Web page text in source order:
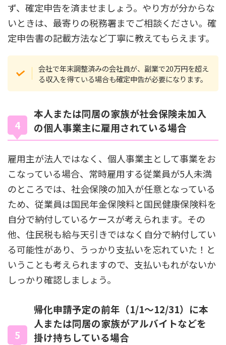
ず、確定申告を済ませましょう。やり方が分からな
いときは、最寄りの税務署までご相談ください。確
定申告書の記載方法など丁寧に教えてもらえます。
会社で年末調整済みの会社員が、副業で20万円を超え
る収入を得ている場合も確定申告が必要になります。
本人または同居の家族が社会保険未加入
の個人事業主に雇用されている場合
雇用主が法人ではなく、個人事業主として事業をお
こなっている場合、常時雇用する従業員が5人未満
のところでは、社会保険の加入が任意となっている
ため、従業員は国民年金保険料と国民健康保険料を
自分で納付しているケースが考えられます。その
他、住民税も給与天引きではなく自分で納付してい
る可能性があり、うっかり支払いを忘れていた！と
いうことも考えられますので、支払いもれがないか
しっかり確認しましょう。
帰化申請予定の前年（1/1～12/31）に本
人または同居の家族がアルバイトなどを
掛け持ちしている場合